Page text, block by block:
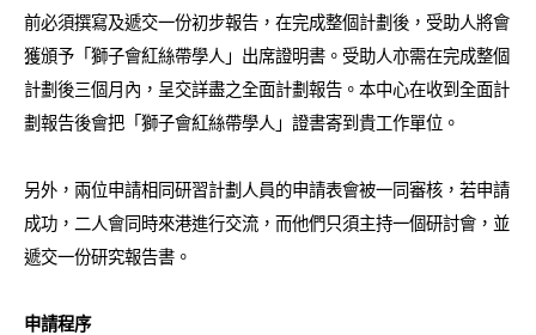
前必須撰寫及遞交一份初步報告，在完成整個計劃後，受助人將會
獲頒予「獅子會紅絲帶學人」出席證明書。受助人亦需在完成整個
計劃後三個月內，呈交詳盡之全面計劃報告。本中心在收到全面計
劃報告後會把「獅子會紅絲帶學人」證書寄到貴工作單位。
另外，兩位申請相同研習計劃人員的申請表會被一同審核，若申請
成功，二人會同時來港進行交流，而他們只須主持一個研討會，並
遞交一份研究報告書。
申請程序